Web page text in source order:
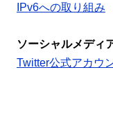
IPv6への取り組み
ソーシャルメディ
Twitter公式アカウ